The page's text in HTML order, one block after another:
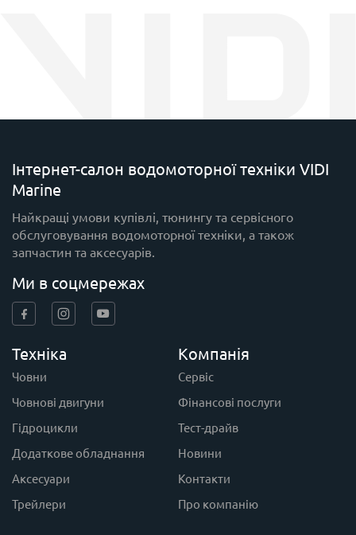
Інтернет-салон водомоторної техніки VIDI
Marine
Найкращі умови купівлі, тюнингу та сервісного
обслуговування водомоторної техніки, а також
запчастин та аксесуарів.
Ми в соцмережах
Техніка
Човни
Човнові двигуни
Гідроцикли
Додаткове обладнання
Аксесуари
Трейлери
Компанія
Сервіс
Фінансові послуги
Тест-драйв
Новини
Контакти
Про компанію